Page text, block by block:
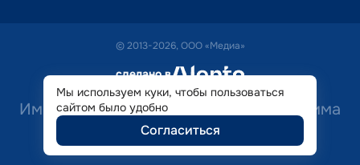
© 2013-2026, ООО «Медиа»
сделано в alente
Имеются противопоказания. Необходима
консультация специалиста.
Мы используем куки, чтобы пользоваться
сайтом было удобно
Согласиться